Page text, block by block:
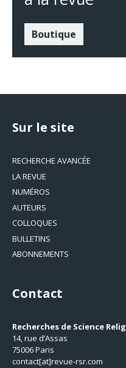
Boutique
Sur le site
RECHERCHE AVANCÉE
LA REVUE
NUMÉROS
AUTEURS
COLLOQUES
BULLETINS
ABONNEMENTS
Contact
Recherches de Science
14, rue d’Assas
75006 Paris
contact[at]revue-rsr.com